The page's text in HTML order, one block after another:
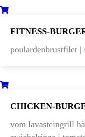
FITNESS-
poulardenbrustfilet |
CHICKEN-
vom lavasteingrill